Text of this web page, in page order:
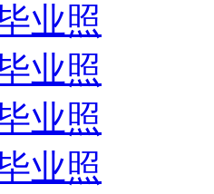
业照
业照
业照
业照